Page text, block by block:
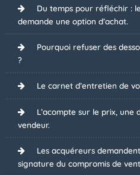
Du temps pour réfléchir :
demande une option d’achat.
Pourquoi refuser des
?
Le carnet d’entretien de
L’acompte sur le prix,
vendeur.
Les acquéreurs
signature du compromis de